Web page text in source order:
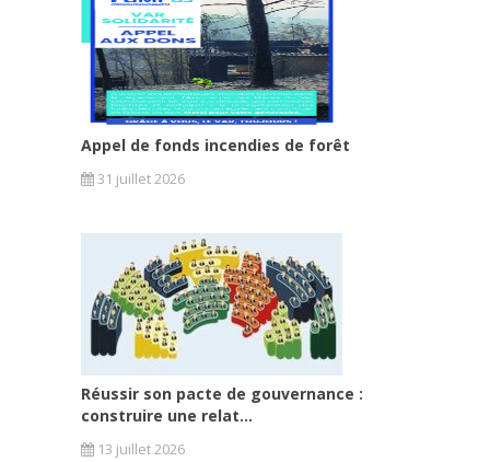
Appel de fonds incendies de forêt
31 juillet 2026
Réussir son pacte de gouvernance :
construire une relat...
13 juillet 2026